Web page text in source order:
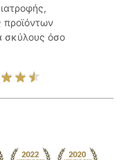
προϊόντων
σκύλους όσο